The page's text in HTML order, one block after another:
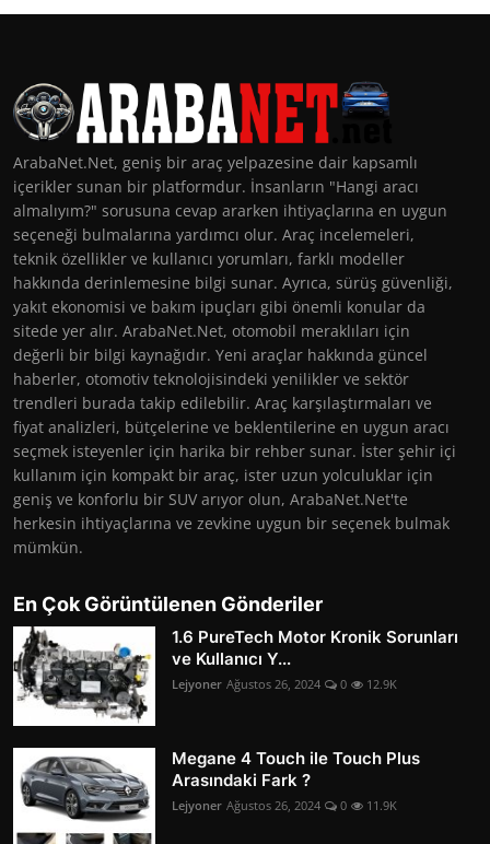
ArabaNet.Net, geniş bir araç yelpazesine dair kapsamlı
içerikler sunan bir platformdur. İnsanların "Hangi aracı
almalıyım?" sorusuna cevap ararken ihtiyaçlarına en uygun
seçeneği bulmalarına yardımcı olur. Araç incelemeleri,
teknik özellikler ve kullanıcı yorumları, farklı modeller
hakkında derinlemesine bilgi sunar. Ayrıca, sürüş güvenliği,
yakıt ekonomisi ve bakım ipuçları gibi önemli konular da
sitede yer alır. ArabaNet.Net, otomobil meraklıları için
değerli bir bilgi kaynağıdır. Yeni araçlar hakkında güncel
haberler, otomotiv teknolojisindeki yenilikler ve sektör
trendleri burada takip edilebilir. Araç karşılaştırmaları ve
fiyat analizleri, bütçelerine ve beklentilerine en uygun aracı
seçmek isteyenler için harika bir rehber sunar. İster şehir içi
kullanım için kompakt bir araç, ister uzun yolculuklar için
geniş ve konforlu bir SUV arıyor olun, ArabaNet.Net'te
herkesin ihtiyaçlarına ve zevkine uygun bir seçenek bulmak
mümkün.
En Çok Görüntülenen Gönderiler
1.6 PureTech Motor Kronik Sorunları
ve Kullanıcı Y...
Lejyoner Ağustos 26, 2024 0 12.9K
Megane 4 Touch ile Touch Plus
Arasındaki Fark ?
Lejyoner Ağustos 26, 2024 0 11.9K